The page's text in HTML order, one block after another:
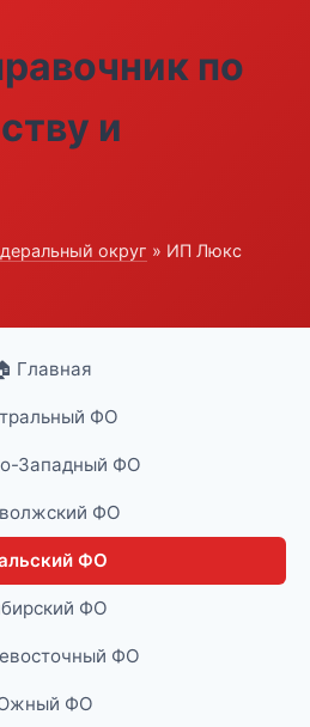
по
и
округ » ИП Люкс
Главная
ФО
Западный ФО
ФО
ФО
ФО
ФО
ФО